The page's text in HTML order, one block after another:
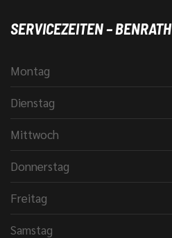
SERVICEZEITEN – BENRATH
Montag
Dienstag
Mittwoch
Donnerstag
Freitag
Samstag